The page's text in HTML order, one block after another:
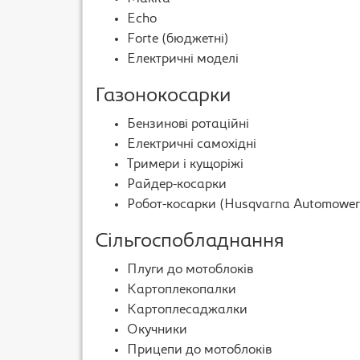
Echo
Forte (бюджетні)
Електричні моделі
Газонокосарки
Бензинові ротаційні
Електричні самохідні
Тримери і кущоріжі
Райдер-косарки
Робот-косарки (Husqvarna
Сільгоспобладнання
Плуги до мотоблоків
Картоплекопалки
Картоплесаджалки
Окучники
Прицепи до мотоблоків